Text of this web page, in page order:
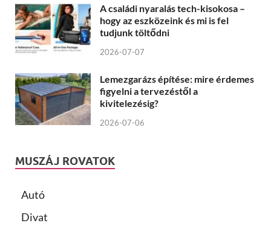
A családi nyaralás tech-kisokosa –
hogy az eszközeink és mi is fel
tudjunk töltődni
2026-07-07
Lemezgarázs építése: mire érdemes
figyelni a tervezéstől a
kivitelezésig?
2026-07-06
MUSZÁJ ROVATOK
Autó
Divat